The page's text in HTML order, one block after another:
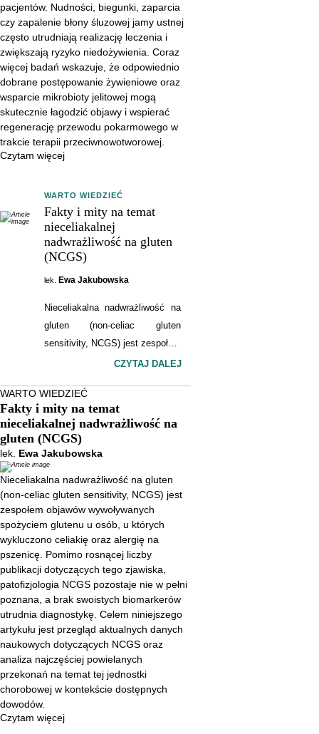
postępowanie żywieniowe oraz
wsparcie mikrobioty jelitowej
mogą skutecznie łagodzić
objawy i wspierać regenerację
przewodu pokarmowego w
trakcie terapii
przeciwnowotworowej.
pacjentów. Nudności, biegunki, zaparcia
czy zapalenie błony śluzowej jamy ustnej
często utrudniają realizację leczenia i
zwiększają ryzyko niedożywienia. Coraz
więcej badań wskazuje, że odpowiednio
dobrane postępowanie żywieniowe oraz
wsparcie mikrobioty jelitowej mogą
skutecznie łagodzić objawy i wspierać
regenerację przewodu pokarmowego w
trakcie terapii przeciwnowotworowej.
Czytam więcej
WARTO WIEDZIEĆ
Fakty i mity na temat
nieceliakalnej
nadwrażliwość na gluten
(NCGS)
lek. Ewa Jakubowska
Nieceliakalna nadwrażliwość na
gluten (non-celiac gluten
sensitivity, NCGS) jest zespołem
objawów wywoływanych
których wykluczono celiakię oraz
alergię na pszenicę. Pomimo
rosnącej liczby publikacji
dotyczących tego zjawiska,
patofizjologia NCGS pozostaje
nie w pełni poznana, a brak
swoistych biomarkerów utrudnia
diagnostykę. Celem niniejszego
artykułu jest przegląd aktualnych
danych naukowych dotyczących
NCGS oraz analiza najczęściej
powielanych przekonań na temat
tej jednostki chorobowej w
kontekście dostępnych
dowodów.
CZYTAJ DALEJ
WARTO WIEDZIEĆ
Fakty i mity na temat
nieceliakalnej nadwrażliwość na
gluten (NCGS)
lek. Ewa Jakubowska
Nieceliakalna nadwrażliwość na gluten
(non-celiac gluten sensitivity, NCGS) jest
zespołem objawów wywoływanych
spożyciem glutenu u osób, u których
wykluczono celiakię oraz alergię na
pszenicę. Pomimo rosnącej liczby
publikacji dotyczących tego zjawiska,
patofizjologia NCGS pozostaje nie w pełni
poznana, a brak swoistych biomarkerów
utrudnia diagnostykę. Celem niniejszego
artykułu jest przegląd aktualnych danych
naukowych dotyczących NCGS oraz
analiza najczęściej powielanych
przekonań na temat tej jednostki
chorobowej w kontekście dostępnych
dowodów.
Czytam więcej